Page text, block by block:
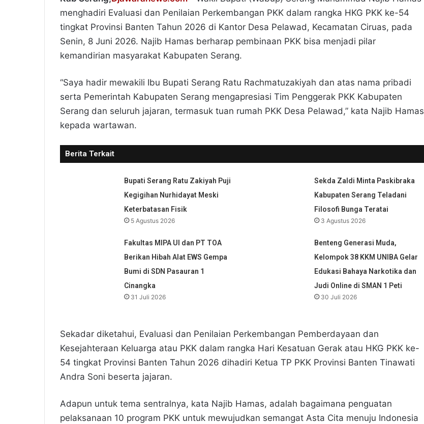
menghadiri Evaluasi dan Penilaian Perkembangan PKK dalam rangka HKG PKK ke-54
tingkat Provinsi Banten Tahun 2026 di Kantor Desa Pelawad, Kecamatan Ciruas, pada
Senin, 8 Juni 2026. Najib Hamas berharap pembinaan PKK bisa menjadi pilar
kemandirian masyarakat Kabupaten Serang.
“Saya hadir mewakili Ibu Bupati Serang Ratu Rachmatuzakiyah dan atas nama pribadi
serta Pemerintah Kabupaten Serang mengapresiasi Tim Penggerak PKK Kabupaten
Serang dan seluruh jajaran, termasuk tuan rumah PKK Desa Pelawad,” kata Najib Hamas
kepada wartawan.
Berita Terkait
Bupati Serang Ratu Zakiyah Puji
Kegigihan Nurhidayat Meski
Keterbatasan Fisik
5 Agustus 2026
Sekda Zaldi Minta Paskibraka
Kabupaten Serang Teladani
Filosofi Bunga Teratai
3 Agustus 2026
Fakultas MIPA UI dan PT TOA
Berikan Hibah Alat EWS Gempa
Bumi di SDN Pasauran 1
Cinangka
31 Juli 2026
Benteng Generasi Muda,
Kelompok 38 KKM UNIBA Gelar
Edukasi Bahaya Narkotika dan
Judi Online di SMAN 1 Peti
30 Juli 2026
Sekadar diketahui, Evaluasi dan Penilaian Perkembangan Pemberdayaan dan
Kesejahteraan Keluarga atau PKK dalam rangka Hari Kesatuan Gerak atau HKG PKK ke-
54 tingkat Provinsi Banten Tahun 2026 dihadiri Ketua TP PKK Provinsi Banten Tinawati
Andra Soni beserta jajaran.
Adapun untuk tema sentralnya, kata Najib Hamas, adalah bagaimana penguatan
pelaksanaan 10 program PKK untuk mewujudkan semangat Asta Cita menuju Indonesia